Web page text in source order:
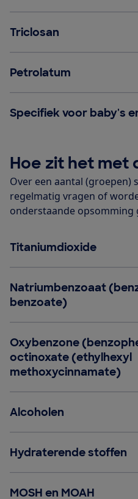
Triclosan
Petrolatum
Specifiek voor baby's
Hoe zit het met
Over een aantal (groepen)
regelmatig vragen of
onderstaande opsomming
Titaniumdioxide
Natriumbenzoaat
benzoate)
Oxybenzone
octinoxate (ethylhexyl
methoxycinnamate)
Alcoholen
Hydraterende stoffen
MOSH en MOAH